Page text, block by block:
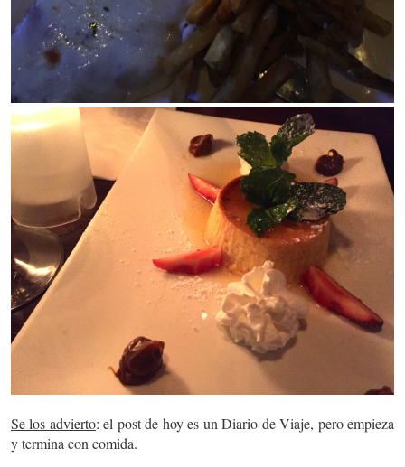
Se los advierto: el post de hoy es un Diario de Viaje, pero empieza
y termina con comida.